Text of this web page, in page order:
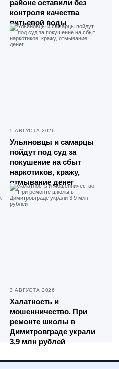
районе оставили без
контроля качества
питьевой воды
5 АВГУСТА 2026
Ульяновцы и самарцы
пойдут под суд за
покушение на сбыт
наркотиков, кражу,
отмывание денег
3 АВГУСТА 2026
Халатность и
мошенничество. При
ремонте школы в
Димитровграде украли
3,9 млн рублей